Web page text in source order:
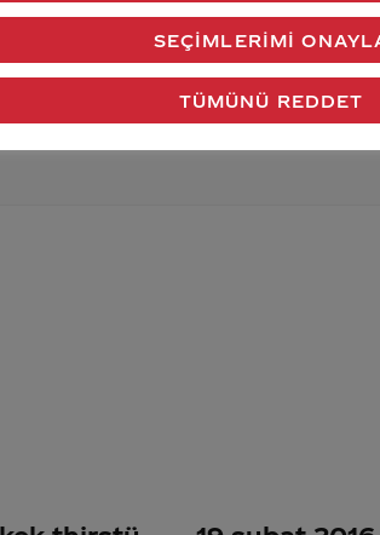
verdiğimiz cevap aklındaki soru
Gönder
TÜMÜNÜ REDDET
SEÇIMLERIMI